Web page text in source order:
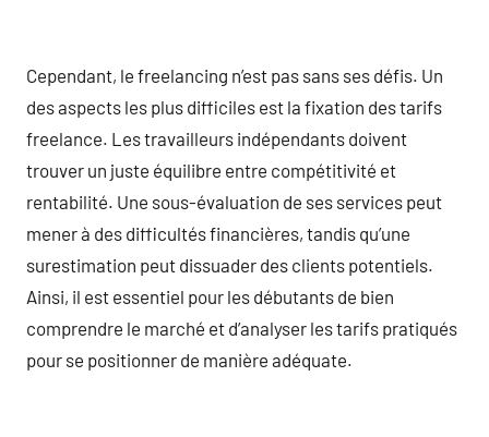
Cependant, le freelancing n’est pas sans ses défis. Un
des aspects les plus difficiles est la fixation des tarifs
freelance. Les travailleurs indépendants doivent
trouver un juste équilibre entre compétitivité et
rentabilité. Une sous-évaluation de ses services peut
mener à des difficultés financières, tandis qu’une
surestimation peut dissuader des clients potentiels.
Ainsi, il est essentiel pour les débutants de bien
comprendre le marché et d’analyser les tarifs pratiqués
pour se positionner de manière adéquate.